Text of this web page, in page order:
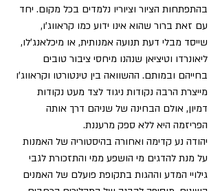
בהתפתחות הציור וציוריו נלמדים בכל מקום. יחד
עם זאת ברור שהוא אינו ידוע כמו קראווג'ו,
שייסד מבלי דעת תנועה אמנותית, או מיכלאנג'לו,
ליאונרדו וטיציאן שנהנו מיחסי ציבור טובים
בחייהם ובמותם. ההשוואה בין טינטורטו וקראווג'ו
מייצרת הרבה נקודות ניגוד לצד מעט נקודות
דמיון, אולם הבחינה של שניהם דרך אותה
הפריזמה היא ללא ספק מרעננת.
יהודה נע קדימה ואחורה בהיסטוריה של האמנות
על מנת להדגים מי הושפע ממי והתזכורת לגבי
גילויי המדע וההגות בתקופת פועלם של האמנים